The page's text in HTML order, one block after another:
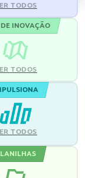
TODOS
INOVAÇÃO
TODOS
TODOS